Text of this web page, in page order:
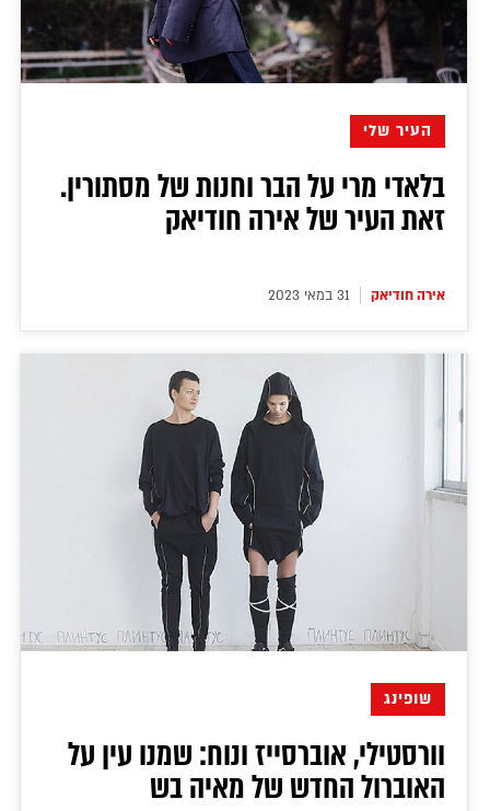
דירה להכיר
תוכן מקודם
© יובל סיגלר תקשורת בע"מ 2026
Designed, Developed and Powered byRGB Media
העיר שלי
בלאדי מרי על הבר וחנות של מסתורין.
זאת העיר של אירה חודיאק
אירה חודיאק 31 במאי 2023
שופינג
וורסטילי, אוברסייז ונוח: שמנו עין על
האוברול החדש של מאיה בש